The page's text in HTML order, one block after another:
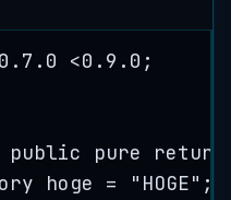
<0.9 . 0 ;
public pure
hoge = "HOGE" ;